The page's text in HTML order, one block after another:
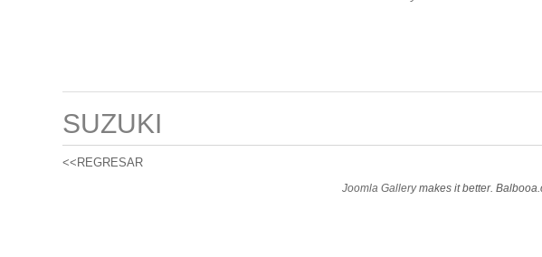
SUZUKI
<<REGRESAR
Joomla Gallerymakes it better.